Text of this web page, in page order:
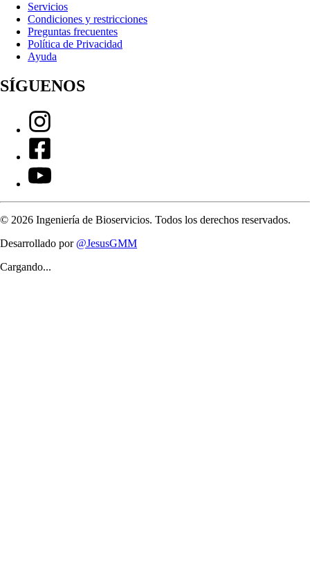
Servicios
Condiciones y restricciones
Preguntas frecuentes
Política de Privacidad
Ayuda
SÍGUENOS
© 2026 Ingeniería de Bioservicios. Todos los derechos reservados.
Desarrollado por @JesusGMM
Cargando...